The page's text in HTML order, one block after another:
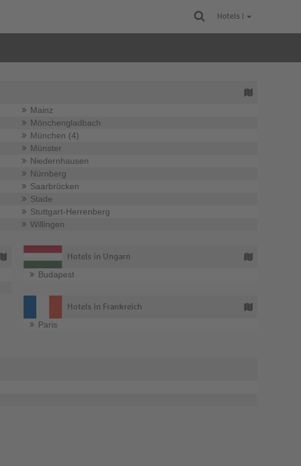
Hotels |
Mainz
Mönchengladbach
München (4)
Münster
Niedernhausen
Nürnberg
Saarbrücken
Stade
Stuttgart-Herrenberg
Willingen
Hotels in Ungarn
Budapest
Hotels in Frankreich
Paris